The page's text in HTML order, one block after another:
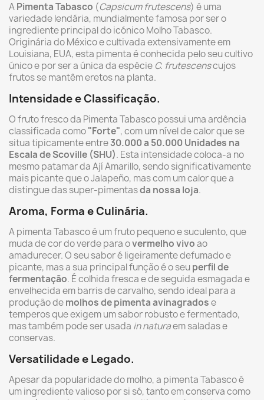
APimenta Tabasco (Capsicum frutescens) é uma
variedade lendária, mundialmente famosa por ser o
ingrediente principal do icónico Molho Tabasco.
Originária do México e cultivada extensivamente em
Louisiana, EUA, esta pimenta é conhecida pelo seu cultivo
único e por ser a única da espécie C. frutescenscujos
frutos se mantêm eretos na planta.
Intensidade e Classificação.
O fruto fresco da Pimenta Tabasco possui uma ardência
classificada como"Forte", com um nível de calor que se
situa tipicamente entre30.000 a 50.000 Unidades na
Escala de Scoville (SHU). Esta intensidade coloca-a no
mesmo patamar da Ají Amarillo, sendo significativamente
mais picante que o Jalapeño, mas com um calor que a
distingue das super-pimentasda nossa loja.
Aroma, Forma e Culinária.
A pimenta Tabasco é um fruto pequeno e suculento, que
muda de cor do verde para overmelho vivoao
amadurecer. O seu sabor é ligeiramente defumado e
picante, mas a sua principal função é o seuperfil de
fermentação. É colhida fresca e de seguida esmagada e
envelhecida em barris de carvalho, sendo ideal para a
produção demolhos de pimenta avinagradose
temperos que exigem um sabor robusto e fermentado,
mas também pode ser usada in naturaem saladas e
conservas.
Versatilidade e Legado.
Apesar da popularidade do molho, a pimenta Tabasco é
um ingrediente valioso por si só, tanto em conserva como